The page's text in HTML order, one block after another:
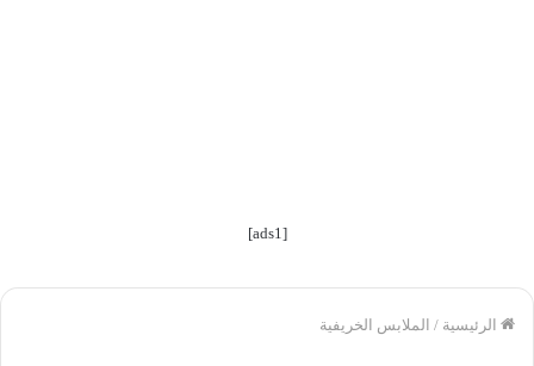
[ads1]
الرئيسية / الملابس الخريفية